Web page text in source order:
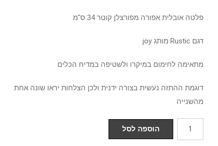
פלטה אובלית אפורה מפורצלן קוטר 34 ס"מ
דגם Rustic מותג joy
מתאימה לחימום במיקרו ולשטיפה במדיח הכלים
דוגמת ההתזה נעשית בצורה ידנית ולכן הצלחות יראו שונה אחת
מהשנייה
כמות
של
הוספה לסל